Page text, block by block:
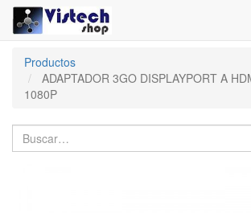
Productos
ADAPTADOR 3GO DISPLAYPORT A
1080P